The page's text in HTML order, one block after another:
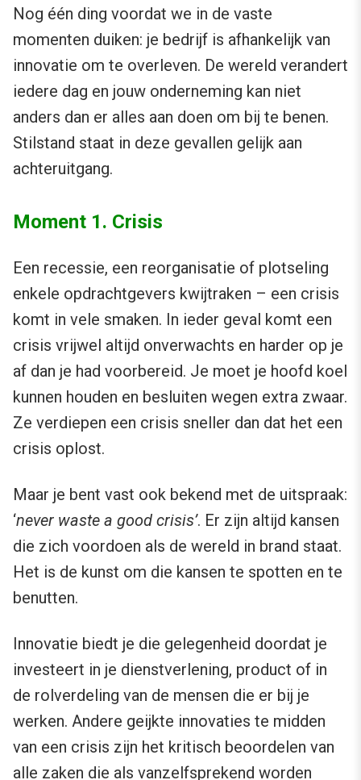
Nog één ding voordat we in de vaste
momenten duiken: je bedrijf is afhankelijk van
innovatie om te overleven. De wereld verandert
iedere dag en jouw onderneming kan niet
anders dan er alles aan doen om bij te benen.
Stilstand staat in deze gevallen gelijk aan
achteruitgang.
Moment 1. Crisis
Een recessie, een reorganisatie of plotseling
enkele opdrachtgevers kwijtraken – een crisis
komt in vele smaken. In ieder geval komt een
crisis vrijwel altijd onverwachts en harder op je
af dan je had voorbereid. Je moet je hoofd koel
kunnen houden en besluiten wegen extra zwaar.
Ze verdiepen een crisis sneller dan dat het een
crisis oplost.
Maar je bent vast ook bekend met de uitspraak:
‘never waste a good crisis’. Er zijn altijd kansen
die zich voordoen als de wereld in brand staat.
Het is de kunst om die kansen te spotten en te
benutten.
Innovatie biedt je die gelegenheid doordat je
investeert in je dienstverlening, product of in
de rolverdeling van de mensen die er bij je
werken. Andere geijkte innovaties te midden
van een crisis zijn het kritisch beoordelen van
alle zaken die als vanzelfsprekend worden